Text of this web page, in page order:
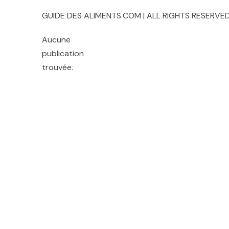
GUIDE DES ALIMENTS.COM | ALL RIGHTS
Aucune
publication
trouvée.